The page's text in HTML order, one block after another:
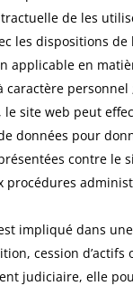
de les
les dispositions de
applicable en
caractère personnel
le site web peut
données pour
contre le
procédures
impliqué dans
cession d’actifs
judiciaire, elle